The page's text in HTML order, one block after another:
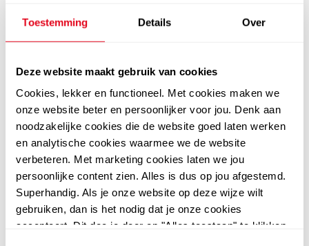
Toestemming Details Over
Deze website maakt gebruik van cookies
Cookies, lekker en functioneel. Met cookies maken we
onze website beter en persoonlijker voor jou. Denk aan
noodzakelijke cookies die de website goed laten werken
en analytische cookies waarmee we de website
verbeteren. Met marketing cookies laten we jou
persoonlijke content zien. Alles is dus op jou afgestemd.
Superhandig. Als je onze website op deze wijze wilt
gebruiken, dan is het nodig dat je onze cookies
accepteert. Dit doe je door op "Alles toestaan" te klikken.